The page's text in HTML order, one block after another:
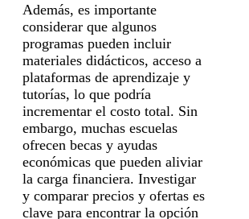
Además, es importante
considerar que algunos
programas pueden incluir
materiales didácticos, acceso a
plataformas de aprendizaje y
tutorías, lo que podría
incrementar el costo total. Sin
embargo, muchas escuelas
ofrecen becas y ayudas
económicas que pueden aliviar
la carga financiera. Investigar
y comparar precios y ofertas es
clave para encontrar la opción